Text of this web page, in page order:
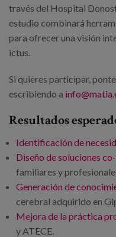
través del Hospital
estudio combinará
para ofrecer una visión
ictus.
Si quieres participar,
escribiendo a
Resultados
Identificación de
Diseño de soluciones
familiares y
Generación de
cerebral adquirido en
Mejora de la práctica
y ATECE.